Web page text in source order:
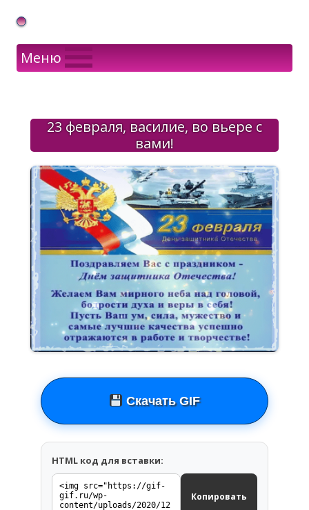
Gif Открытки в подарок
Меню
23 февраля, василие, во вьере с
вами!
Скачать GIF
HTML код для вставки:
Копировать